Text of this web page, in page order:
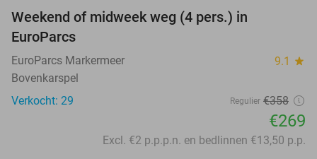
Weekend of midweek weg (4 pers.) in
EuroParcs
EuroParcs Markermeer 9.1 star
Bovenkarspel
Verkocht: 29
Regulier €358
€269
Excl. €2 p.p.p.n. en bedlinnen €13,50 p.p.